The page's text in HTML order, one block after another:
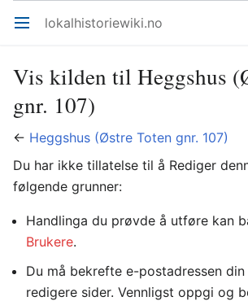
Åpne hovedmenyen lokalhistoriewiki.no
Vis kilden til Heggshus
gnr. 107)
← Heggshus (Østre Toten gnr. 107)
Du har ikke tillatelse til å Rediger
følgende grunner:
Handlinga du prøvde å utføre kan
Brukere.
Du må bekrefte e-postadressen
redigere sider. Vennligst oppgi og